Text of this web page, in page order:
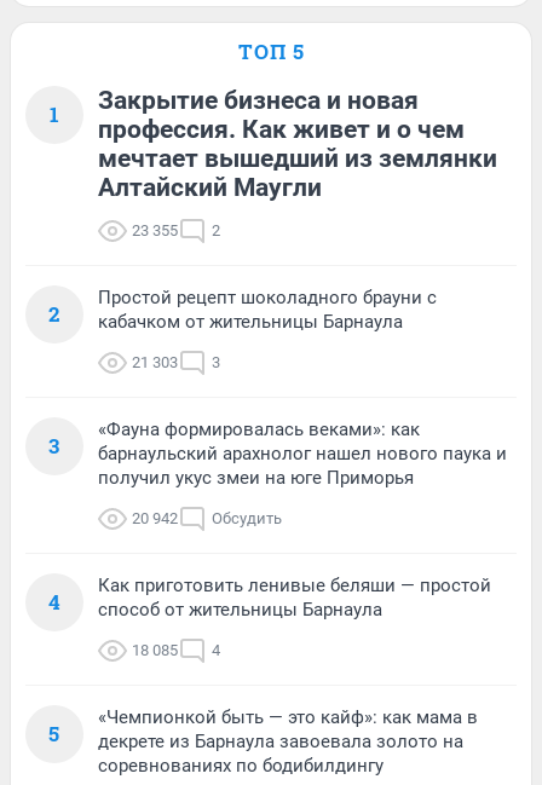
ТОП 5
1
Закрытие бизнеса и новая
профессия. Как живет и о чем
мечтает вышедший из землянки
Алтайский Маугли
23 355 2
2
Простой рецепт шоколадного брауни с
кабачком от жительницы Барнаула
21 303 3
3
«Фауна формировалась веками»: как
барнаульский арахнолог нашел нового паука и
получил укус змеи на юге Приморья
20 942 Обсудить
4
Как приготовить ленивые беляши — простой
способ от жительницы Барнаула
18 085 4
5
«Чемпионкой быть — это кайф»: как мама в
декрете из Барнаула завоевала золото на
соревнованиях по бодибилдингу